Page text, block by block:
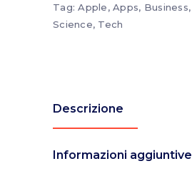
Tag:Apple,Apps, Business,
Science, Tech
Descrizione
Informazioni aggiuntive